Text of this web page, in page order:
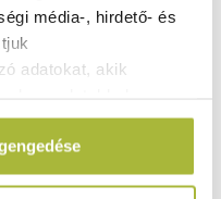
média-, hirdető- és
adatokat, akik
vagy az általad
0.04 L – L 180 mm -